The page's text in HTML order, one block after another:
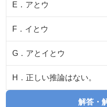
E ． アとウ
F ． イとウ
G ． アとイとウ
H ． 正しい推論はない。
解答・